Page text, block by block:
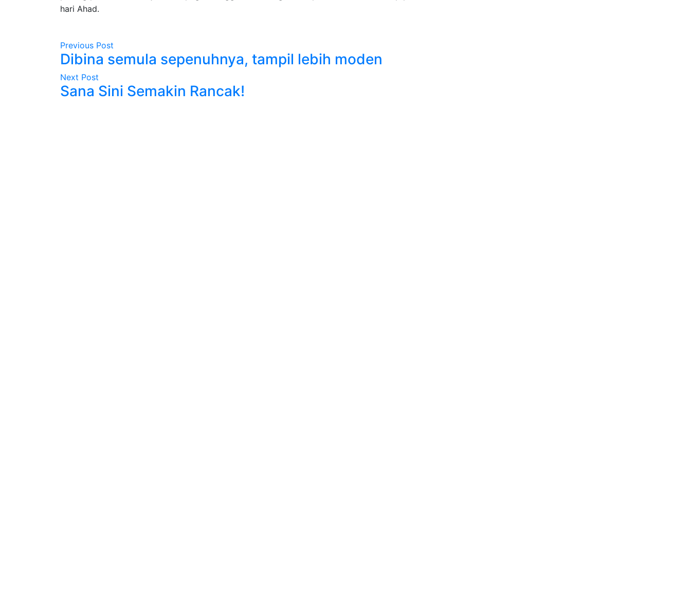
hari Ahad.
Previous Post
Dibina semula sepenuhnya, tampil lebih moden
Next Post
Sana Sini Semakin Rancak!